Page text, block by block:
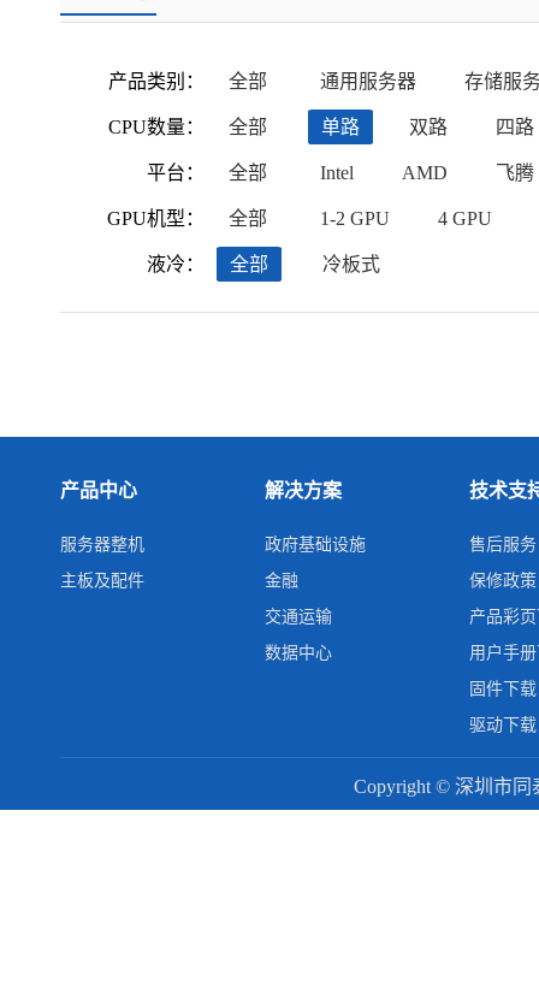
产品类别：
CPU数量：
平台：
GPU机型：
液冷：
全部 通用服务器 存储服
全部 单路 双路 四路
全部 Intel AMD 飞腾
全部 1-2 GPU 4 GPU
全部 冷板式
产品中心
服务器整机
主板及配件
解决方案
政府基础设施
金融
交通运输
数据中心
技术支
售后服务
保修政策
产品彩
用户手
固件下载
驱动下载
Copyright © 深圳市同